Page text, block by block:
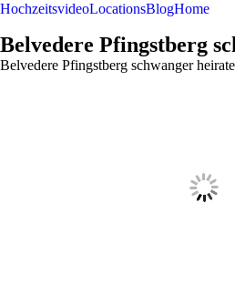
HochzeitsvideoLocationsBlogHome
Belvedere Pfingstberg
Belvedere Pfingstberg schwanger